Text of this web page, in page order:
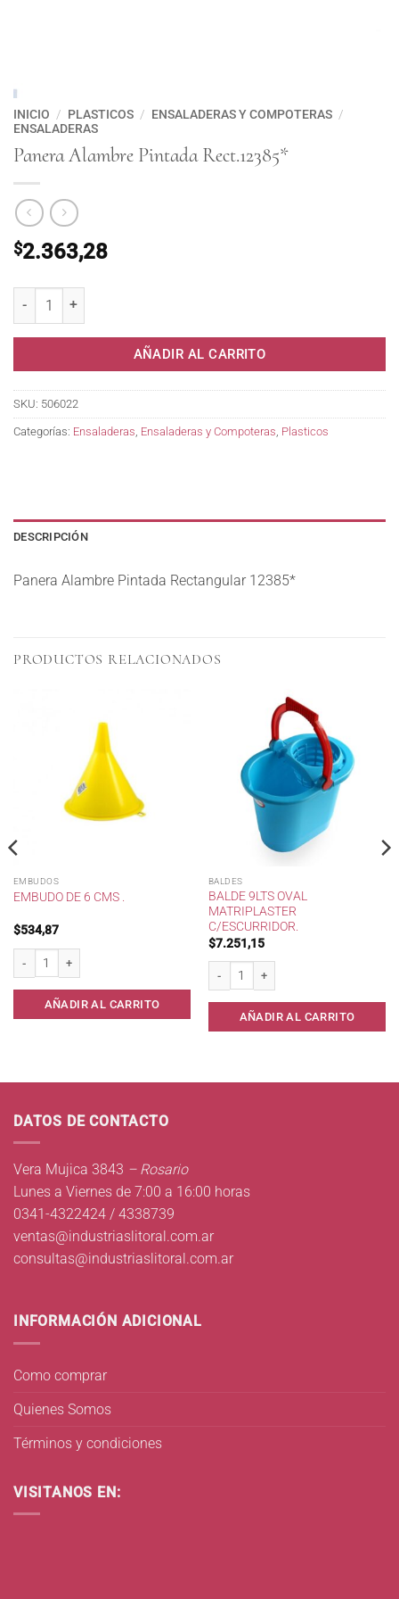
INICIO / PLASTICOS / ENSALADERAS Y COMPOTERAS /
ENSALADERAS
Panera Alambre Pintada Rect.12385*
$2.363,28
AÑADIR AL CARRITO
SKU: 506022
Categorías: Ensaladeras, Ensaladeras y Compoteras, Plasticos
DESCRIPCIÓN
Panera Alambre Pintada Rectangular 12385*
PRODUCTOS RELACIONADOS
EMBUDOS
EMBUDO DE 6 CMS .
$534,87
Embudo de 6 cms . cantidad
AÑADIR AL CARRITO
BALDES
BALDE 9LTS OVAL
MATRIPLASTER
C/ESCURRIDOR.
$7.251,15
Balde 9lts Oval Matriplaster c/
AÑADIR AL CARRITO
DATOS DE CONTACTO
Vera Mujica 3843 – Rosario
Lunes a Viernes de 7:00 a 16:00 horas
0341-4322424 / 4338739
ventas@industriaslitoral.com.ar
consultas@industriaslitoral.com.ar
INFORMACIÓN ADICIONAL
Como comprar
Quienes Somos
Términos y condiciones
VISITANOS EN: